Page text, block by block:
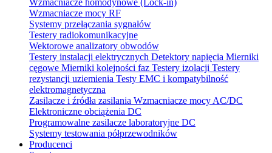
Wzmacniacze homodynowe (Lock‑in)
Wzmacniacze mocy RF
Systemy przełączania sygnałów
Testery radiokomunikacyjne
Wektorowe analizatory obwodów
Testery instalacji elektrycznych Detektory napięcia Mierniki
cęgowe Mierniki kolejności faz Testery izolacji Testery
rezystancji uziemienia Testy EMC i kompatybilność
elektromagnetyczna
Zasilacze i źródła zasilania Wzmacniacze mocy AC/DC
Elektroniczne obciążenia DC
Programowalne zasilacze laboratoryjne DC
Systemy testowania półprzewodników
Producenci